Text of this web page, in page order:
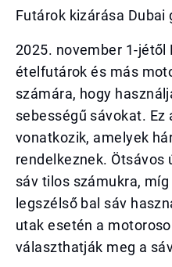
Futárok kizárása Dubai
2025. november 1-
ételfutárok és más
számára, hogy
sebességű sávokat. Ez
vonatkozik, amelyek
rendelkeznek. Ötsávos
sáv tilos számukra,
legszélső bal sáv
utak esetén a
választhatják meg a